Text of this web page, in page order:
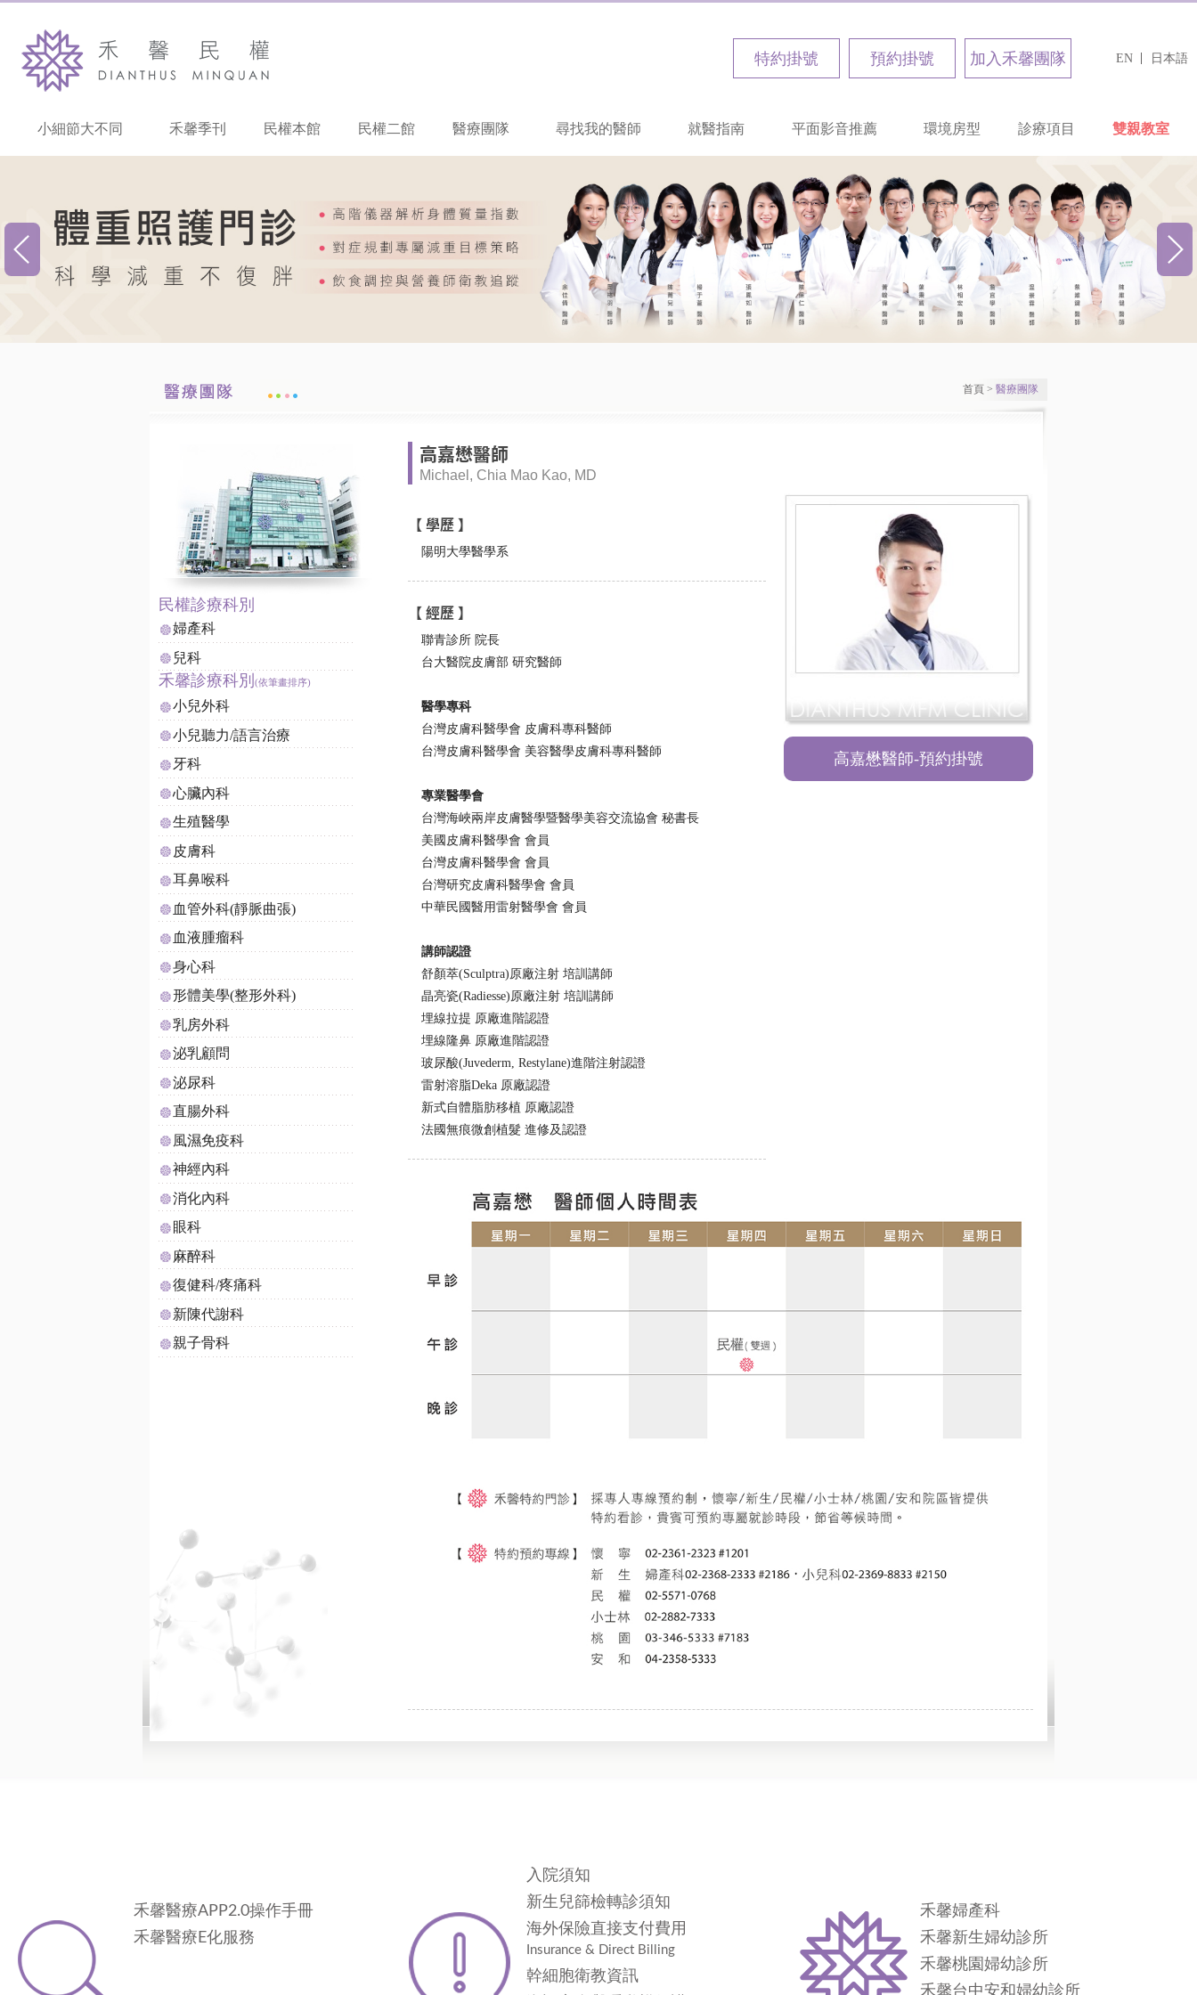
日本語
EN
加入禾馨團隊
預約掛號
特約掛號
小細節大不同 禾馨季刊 民權本館 民權二館 醫療團隊 尋找我的醫師 就醫指南 平面影音推薦 環境房型 診療項目 雙親教室
首頁 > 醫療團隊
民權診療科別
婦產科
兒科
禾馨診療科別
小兒外科
小兒聽力/語言治療
牙科
心臟內科
生殖醫學
皮膚科
耳鼻喉科
血管外科(靜脈曲張)
血液腫瘤科
身心科
形體美學(整形外科)
乳房外科
泌乳顧問
泌尿科
直腸外科
風濕免疫科
神經內科
消化內科
眼科
麻醉科
復健科/疼痛科
新陳代謝科
親子骨科
高嘉懋醫師
Michael, Chia Mao Kao, MD
高嘉懋醫師-預約掛號
【 學歷 】
陽明大學醫學系
【 經歷 】
聯青診所 院長
台大醫院皮膚部 研究醫師
醫學專科
台灣皮膚科醫學會 皮膚科專科醫師
台灣皮膚科醫學會 美容醫學皮膚科專科醫師
專業醫學會
台灣海峽兩岸皮膚醫學暨醫學美容交流協會 秘書長
美國皮膚科醫學會 會員
台灣皮膚科醫學會 會員
台灣研究皮膚科醫學會 會員
中華民國醫用雷射醫學會 會員
講師認證
舒顏萃(Sculptra)原廠注射 培訓講師
晶亮瓷(Radiesse)原廠注射 培訓講師
埋線拉提 原廠進階認證
埋線隆鼻 原廠進階認證
玻尿酸(Juvederm, Restylane)進階注射認證
雷射溶脂Deka 原廠認證
新式自體脂肪移植 原廠認證
法國無痕微創植髮 進修及認證
禾馨醫療APP2.0操作手冊
禾馨醫療E化服務
入院須知
新生兒篩檢轉診須知
海外保險直接支付費用
Insurance & Direct Billing
幹細胞衛教資訊
禾馨婦產科
禾馨新生婦幼診所
禾馨桃園婦幼診所
禾馨台中安和婦幼診所